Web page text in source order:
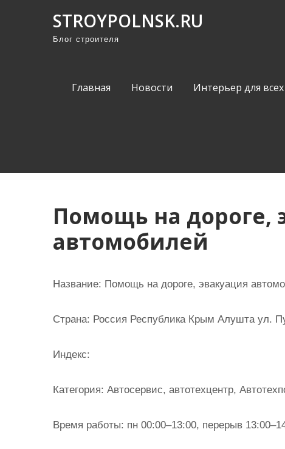
STROYPOLNSK.RU
Блог строителя
Главная Новости Интерьер для всех
Помощь на дороге,
автомобилей
Название: Помощь на дороге, эвакуация
Страна: Россия Республика Крым Алушта ул.
Индекс:
Категория: Автосервис, автотехцентр,
Время работы: пн 00:00–13:00, перерыв